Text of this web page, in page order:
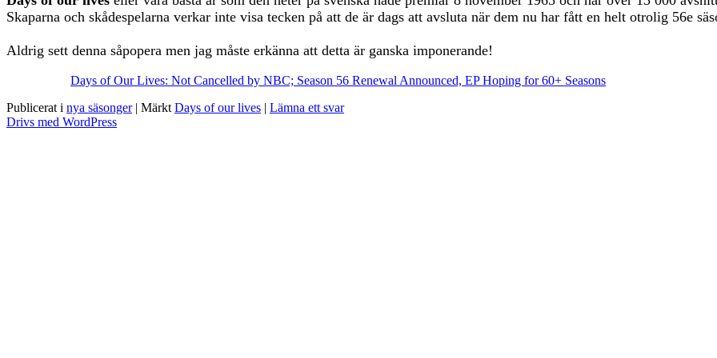
Skaparna och skådespelarna verkar inte visa tecken på att de är dags att avsluta när dem nu har fått en helt otrolig 56e
Aldrig sett denna såpopera men jag måste erkänna att detta är ganska imponerande!
Days of Our Lives: Not Cancelled by NBC; Season 56 Renewal Announced, EP Hoping for 60+ Seasons
Publicerat i nya säsonger | Märkt Days of our lives | Lämna ett svar
Drivs med WordPress